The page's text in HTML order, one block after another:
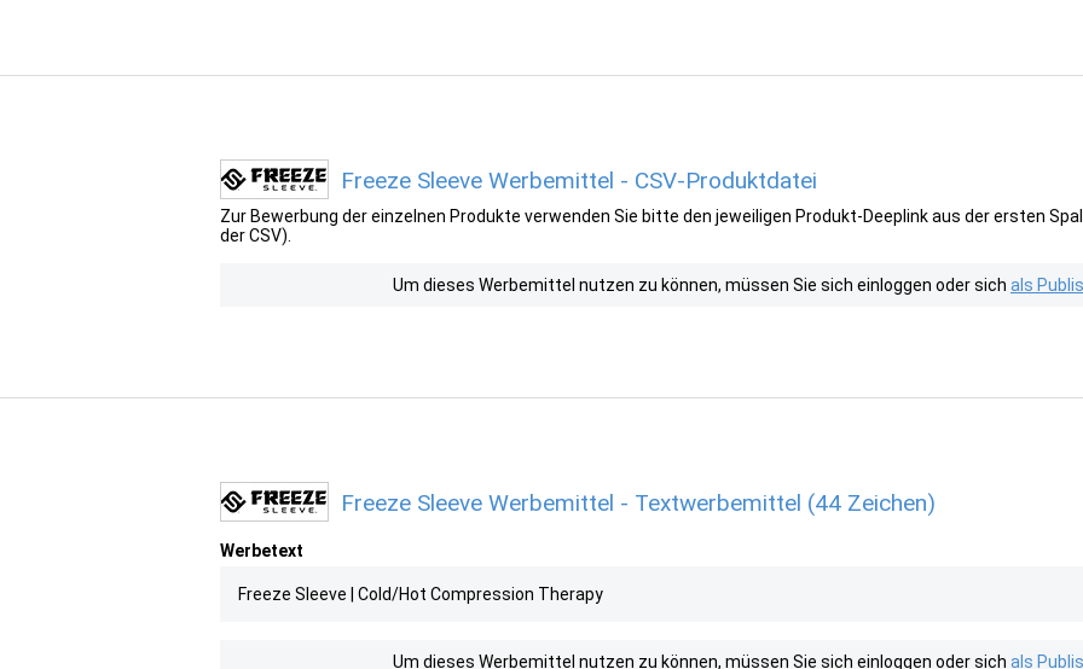
Freeze Sleeve Werbemittel - CSV-Produktdatei
Zur Bewerbung der einzelnen Produkte verwenden Sie bitte den jeweiligen Produkt-Deeplink aus der ersten
der CSV).
Um dieses Werbemittel nutzen zu können, müssen Sie sich einloggen oder sich als
Freeze Sleeve Werbemittel - Textwerbemittel (44 Zeichen)
Werbetext
Freeze Sleeve | Cold/Hot Compression Therapy
Um dieses Werbemittel nutzen zu können, müssen Sie sich einloggen oder sich als